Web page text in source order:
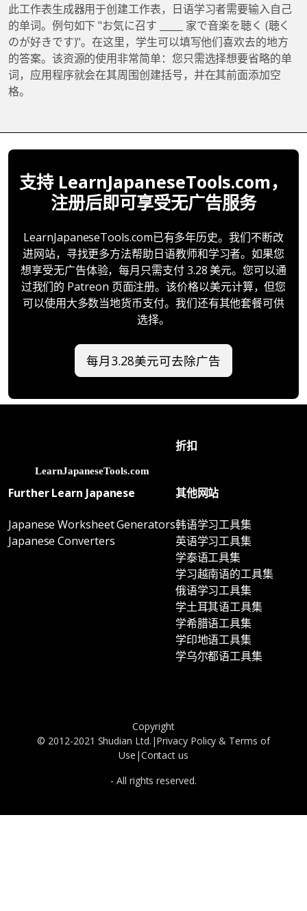
此工作表生成器用于创建工作表，日语学习者需要输入自己
的单词。例句如下 "お気に召す _____ 家で音楽を聴く (聴く
のが好きです)"。在这里，学生可以填写他们喜欢去的地方
的答案。该资源的使用非常简单：您只需选择想要省略的单
词，应用程序就会在其周围创建括号，并在其前面添加空
格。
支持 LearnJapaneseTools.com，
注册后即可享受无广告服务
LearnJapaneseTools.com已有多年历史。我们不断改
进网站，寻找更多方法帮助日语教师和学习者。如果您
想享受无广告体验，每月只需支付 3.28 美元。您可以通
过我们的 Patreon 页面注册。该价格以美元计算，但您
可以使用大多数当地货币支付。我们还有其他套餐可供
选择。
每月3.28美元可去除广告
折扣
Further Learn Japanese
Japanese Worksheet Generators
Japanese Converters
其他网站
韩语学习工具集
英语学习工具集
学泰语工具集
学习越南语的工具集
俄语学习工具集
学土耳其语工具集
学希腊语工具集
学印地语工具集
学乌尔都语工具集
Copyright
© 2012-2021 Shudian Ltd.|Privacy Policy & Terms of
Use |Contact us
- All rights reserved.